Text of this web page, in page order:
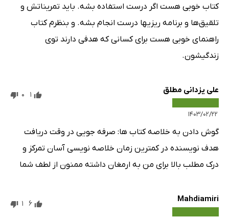
کتاب خوبی هست اگر درست استفاده بشه. باید تمریناتش و
تلقیق‌ها و برنامه ریزیها درست انجام بشه. و بنظرم کتاب
راهنمای خوبی هست برای کسانی که هدفی دارند توی
زندگیشون.
علی یزدانی مطلق
۱۴۰۳/۰۲/۲۲
1
0
گوش دادن به خلاصه کتاب ها: صرفه جویی در وقت دریافت
هدف نویسنده در کمترین زمان خلاصه نویسی آسان تمرکز و
درک مطلب بالا برای من به ارمغان داشته ممنون از لطف شما
Mahdiamiri
6
1